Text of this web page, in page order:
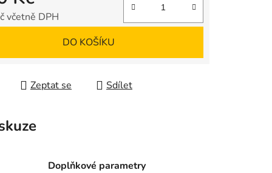
včetně DPH
DO KOŠÍKU
Zeptat se Sdílet
Doplňkové parametry